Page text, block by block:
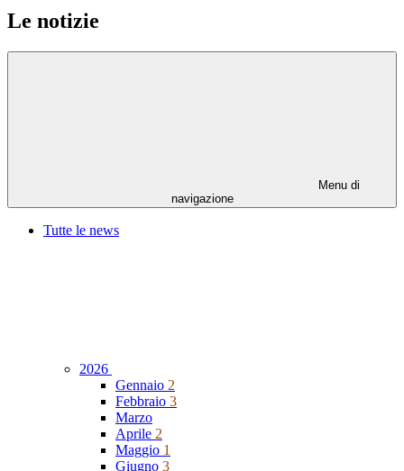
Le notizie
Menu di
navigazione
Tutte le news
2026
Gennaio 2
Febbraio 3
Marzo
Aprile 2
Maggio 1
Giugno 3